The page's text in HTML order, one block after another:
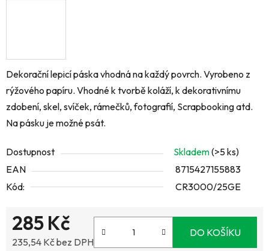
Dekorační lepicí páska vhodná na každý povrch. Vyrobeno z
rýžového papíru. Vhodné k tvorbě koláží, k dekorativnímu
zdobení, skel, svíček, rámečků, fotografií, Scrapbooking atd.
Na pásku je možné psát.
Dostupnost Skladem(>5 ks)
EAN
8715427155883
Kód:
CR3000/25GE
285 Kč
235,54 Kč bez DPH
DO KOŠÍKU